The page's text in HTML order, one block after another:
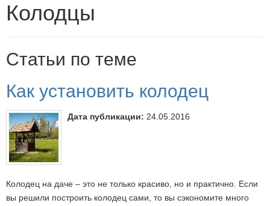
Колодцы
Статьи по теме
Как установить колодец
Колодец на даче – это не только красиво, но и практично. Если
вы решили построить колодец сами, то вы сэкономите много
Дата публикации: 24.05.2016